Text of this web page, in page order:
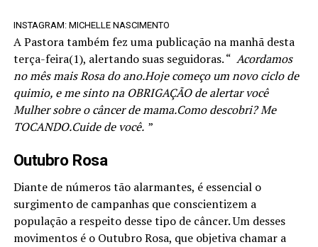
INSTAGRAM: MICHELLE NASCIMENTO
A Pastora também fez uma publicação na manhã desta
terça-feira(1), alertando suas seguidoras. “ Acordamos
no mês mais Rosa do ano.Hoje começo um novo ciclo de
quimio, e me sinto na OBRIGAÇÃO de alertar você
Mulher sobre o câncer de mama.Como descobri? Me
TOCANDO.Cuide de você. ”
Outubro Rosa
Diante de números tão alarmantes, é essencial o
surgimento de campanhas que conscientizem a
população a respeito desse tipo de câncer. Um desses
movimentos é o Outubro Rosa, que objetiva chamar a